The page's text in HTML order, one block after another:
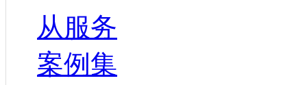
从服务
案例集